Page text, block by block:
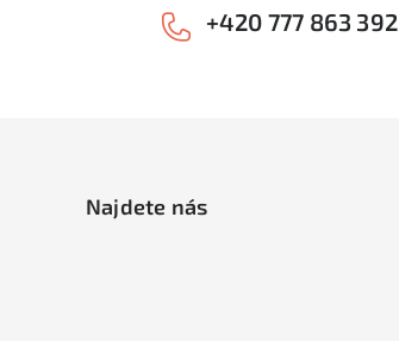
+420 777 863 392
Najdete nás